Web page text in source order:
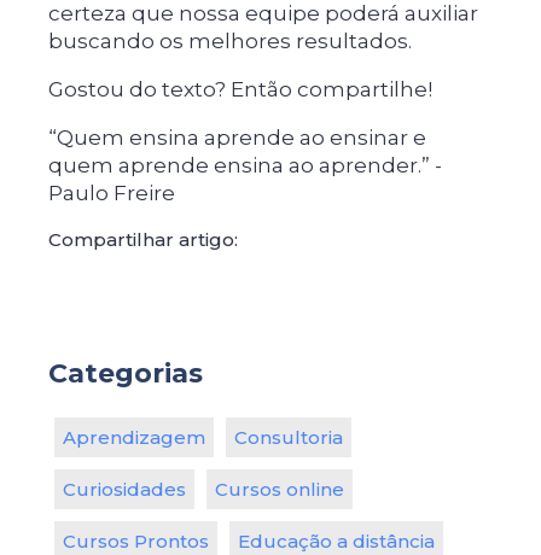
certeza que nossa equipe poderá auxiliar
buscando os melhores resultados.
Gostou do texto? Então compartilhe!
“Quem ensina aprende ao ensinar e
quem aprende ensina ao aprender.” -
Paulo Freire
Compartilhar artigo:
Categorias
Aprendizagem Consultoria
Curiosidades Cursos online
Cursos Prontos Educação a distância